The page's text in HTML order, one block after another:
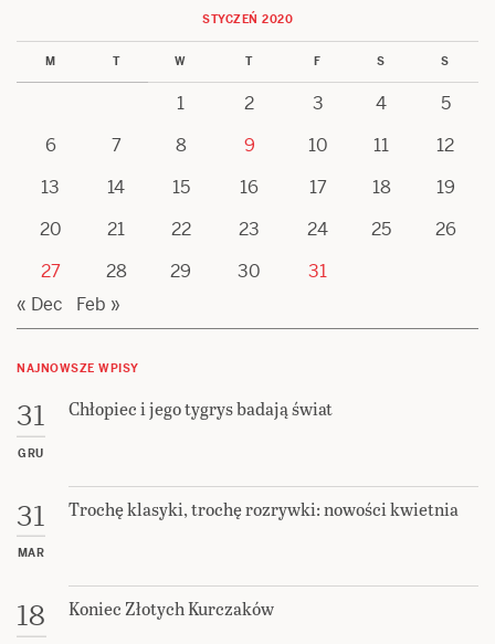
STYCZEŃ 2020
M T W T F S S
1 2 3 4
5
6
7 8 9 10 11
12
13
14 15 16 17 18
19
20
21 22 23 24 25
26
27
28 29 30
31
« Dec
Feb »
NAJNOWSZE WPISY
31
GRU
Chłopiec i jego tygrys badają świat
31
MAR
Trochę klasyki, trochę rozrywki: nowości kwietnia
18 Koniec Złotych Kurczaków